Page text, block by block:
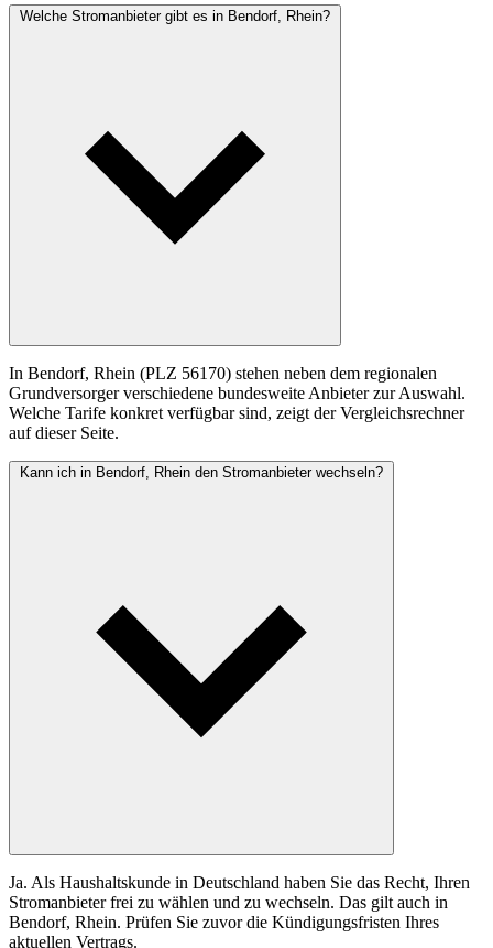
Welche Stromanbieter gibt es in Bendorf, Rhein?
In Bendorf, Rhein (PLZ 56170) stehen neben dem regionalen
Grundversorger verschiedene bundesweite Anbieter zur Auswahl.
Welche Tarife konkret verfügbar sind, zeigt der Vergleichsrechner
auf dieser Seite.
Kann ich in Bendorf, Rhein den Stromanbieter wechseln?
Ja. Als Haushaltskunde in Deutschland haben Sie das Recht, Ihren
Stromanbieter frei zu wählen und zu wechseln. Das gilt auch in
Bendorf, Rhein. Prüfen Sie zuvor die Kündigungsfristen Ihres
aktuellen Vertrags.